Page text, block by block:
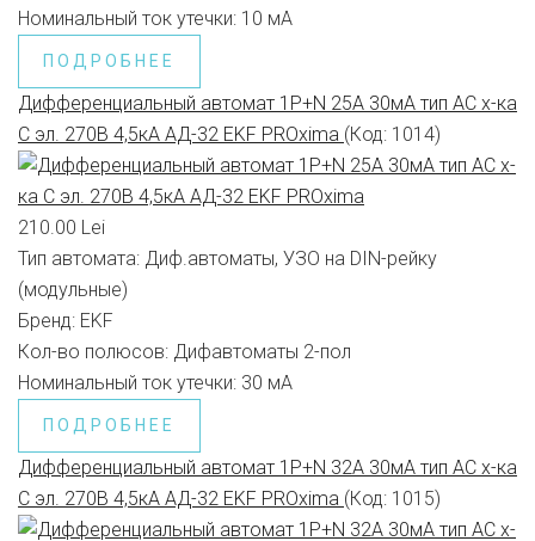
Номинальный ток утечки: 10 мА
ПОДРОБНЕЕ
Дифференциальный автомат 1P+N 25А 30мА тип АС х-ка
C эл. 270В 4,5кА АД-32 EKF PROxima (Код: 1014)
210.00 Lei
Тип автомата: Диф.автоматы, УЗО на DIN-рейку
(модульные)
Бренд: EKF
Кол-во полюсов: Дифавтоматы 2-пол
Номинальный ток утечки: 30 мА
ПОДРОБНЕЕ
Дифференциальный автомат 1P+N 32А 30мА тип АС х-ка
C эл. 270В 4,5кА АД-32 EKF PROxima (Код: 1015)